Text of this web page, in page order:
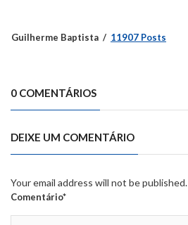
Guilherme Baptista 11907 Posts
0 COMENTÁRIOS
DEIXE UM COMENTÁRIO
Your email address will not be published.
Comentário*